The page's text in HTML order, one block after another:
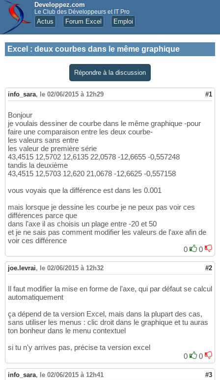
Developpez.com
Le Club des Développeurs et IT Pro
Actus Forum Excel Emploi
Excel : deux courbes dans le même graphique
Répondre à la discussion
info_sara, le 02/06/2015 à 12h29 #1
Bonjour
je voulais dessiner de courbe dans le même graphique -pour
faire une comparaison entre les deux courbe-
les valeurs sans entre
les valeur de première série
43,4515 12,5702 12,6135 22,0578 -12,6655 -0,557248
tandis la deuxième
43,4515 12,5703 12,620 21,0678 -12,6625 -0,557158
vous voyais que la différence est dans les 0.001
mais lorsque je dessine les courbe je ne peux pas voir ces
différences parce que
dans l'axe il as choisis un plage entre -20 et 50
et je ne sais pas comment modifier les valeurs de l'axe afin de
voir ces différence
0
0
joe.levrai, le 02/06/2015 à 12h32 #2
Il faut modifier la mise en forme de l'axe, qui par défaut se calcul
automatiquement
ça dépend de ta version Excel, mais dans la plupart des cas,
sans utiliser les menus : clic droit dans le graphique et tu auras
ton bonheur dans le menu contextuel
si tu n'y arrives pas, précise ta version excel
0
0
info_sara, le 02/06/2015 à 12h41 #3